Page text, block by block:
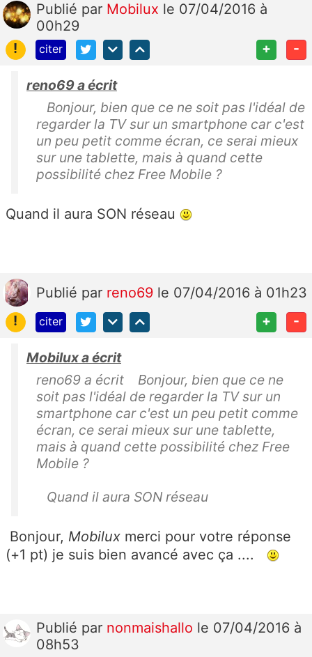
Publié par Mobilux le 07/04/2016 à
00h29
!
citer + -
reno69 a écrit
Bonjour, bien que ce ne soit pas l'idéal de
regarder la TV sur un smartphone car c'est
un peu petit comme écran, ce serai mieux
sur une tablette, mais à quand cette
possibilité chez Free Mobile ?
Quand il aura SON réseau
Publié par reno69 le 07/04/2016 à 01h23
!
citer + -
Mobilux a écrit
reno69 a écrit Bonjour, bien que ce ne
soit pas l'idéal de regarder la TV sur un
smartphone car c'est un peu petit comme
écran, ce serai mieux sur une tablette,
mais à quand cette possibilité chez Free
Mobile ?
Quand il aura SON réseau
Bonjour, Mobilux merci pour votre réponse
(+1 pt) je suis bien avancé avec ça ....
Publié par nonmaishallo le 07/04/2016 à
08h53